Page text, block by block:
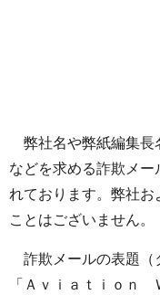
弊社名や弊紙編集長
などを求める詐欺メ
れております。弊社
ことはございません。
詐欺メールの表題（
「Ａｖｉａｔｉｏｎ